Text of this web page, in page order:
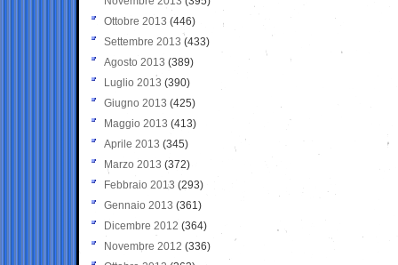
Ottobre 2013 (446)
Settembre 2013 (433)
Agosto 2013 (389)
Luglio 2013 (390)
Giugno 2013 (425)
Maggio 2013 (413)
Aprile 2013 (345)
Marzo 2013 (372)
Febbraio 2013 (293)
Gennaio 2013 (361)
Dicembre 2012 (364)
Novembre 2012 (336)